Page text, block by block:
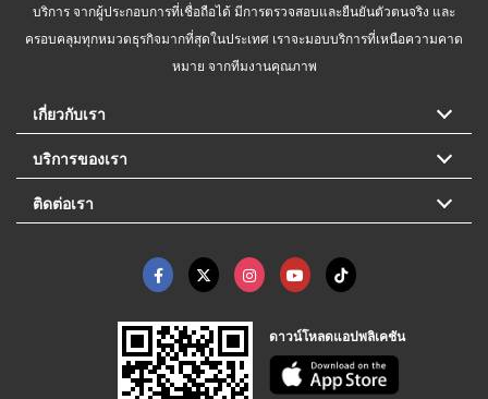
บริการ จากผู้ประกอบการที่เชื่อถือได้ มีการตรวจสอบและยืนยันตัวตนจริง และ
ครอบคลุมทุกหมวดธุรกิจมากที่สุดในประเทศ เราจะมอบบริการที่เหนือความคาด
หมาย จากทีมงานคุณภาพ
เกี่ยวกับเรา
บริการของเรา
ติดต่อเรา
ดาวน์โหลดแอปพลิเคชัน